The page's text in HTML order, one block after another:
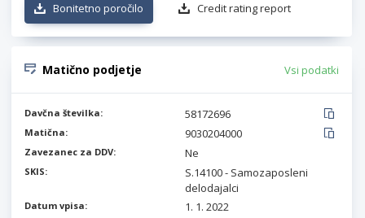
Bonitetno poročilo Credit rating report
Matično podjetje Vsi podatki
Davčna številka: 58172696
Matična: 9030204000
Zavezanec za DDV: Ne
SKIS:
S.14100 - Samozaposleni
delodajalci
Datum vpisa: 1. 1. 2022